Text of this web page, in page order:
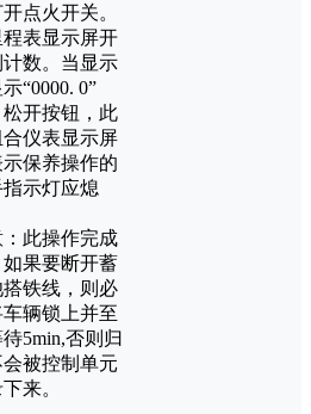
点火开关。
表显示屏开
数。当显示
“0000. 0”
松开按钮，此
合仪表显示屏
保养操作的
示灯应熄
此操作完成
如果要断开蓄
搭铁线，则必
辆锁上并至
5min,否则归
被控制单元
来。